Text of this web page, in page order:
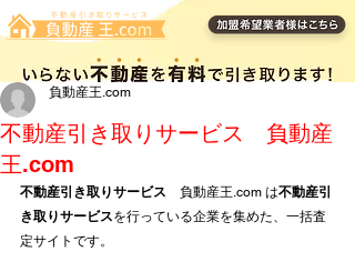
不動産引き取りサービス 負動産
王.com
負動産王.com
不動産引き取りサービス 負動産王.com は不動産引
き取りサービスを行っている企業を集めた、一括査
定サイトです。